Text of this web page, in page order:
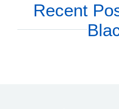
Recent